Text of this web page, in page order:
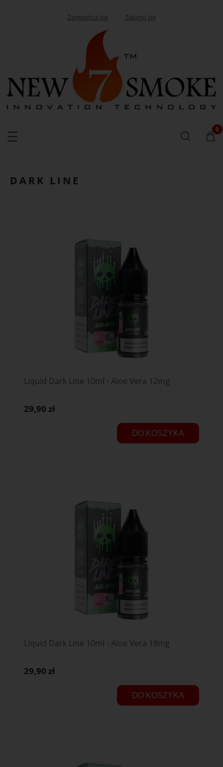
Zarejestruj się Zaloguj się
DARK LINE
Liquid Dark Line 10ml - Aloe Vera 12mg
29,90 zł
DO KOSZYKA
Liquid Dark Line 10ml - Aloe Vera 18mg
29,90 zł
DO KOSZYKA